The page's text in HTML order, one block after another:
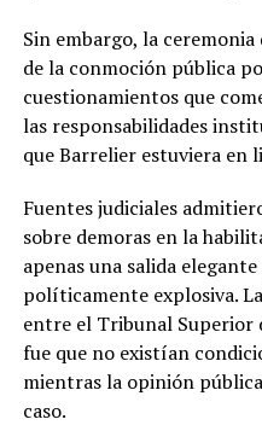
Sin embargo, la
de la conmoción pública
cuestionamientos que
las responsabilidades
que Barrelier estuviera en
Fuentes judiciales
sobre demoras en la
apenas una salida
políticamente explosiva.
entre el Tribunal Superior
fue que no existían
mientras la opinión
caso.